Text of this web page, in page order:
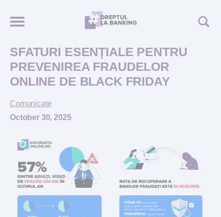
SFATURI ESENȚIALE PENTRU
PREVENIREA FRAUDELOR
ONLINE DE BLACK FRIDAY
Comunicate
October 30, 2025